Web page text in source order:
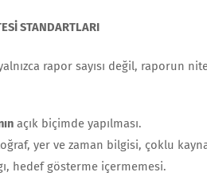
STANDARTLARI
rapor sayısı değil, raporun
açık biçimde yapılması.
yer ve zaman bilgisi, çoklu
hedef gösterme içermemesi.